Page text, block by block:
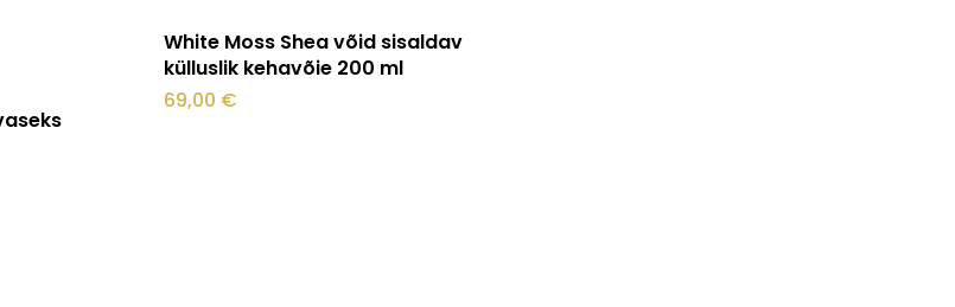
Lisa korvi
White Moss Shea võid sisaldav
külluslik kehavõie 200 ml
69,00 €